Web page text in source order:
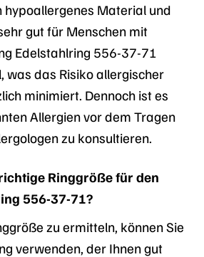
hypoallergenes Material und
gut für Menschen mit
Edelstahlring 556-37-71
was das Risiko allergischer
minimiert. Dennoch ist es
Allergien vor dem Tragen
zu konsultieren.
Ringgröße für den
556-37-71?
zu ermitteln, können Sie
verwenden, der Ihnen gut